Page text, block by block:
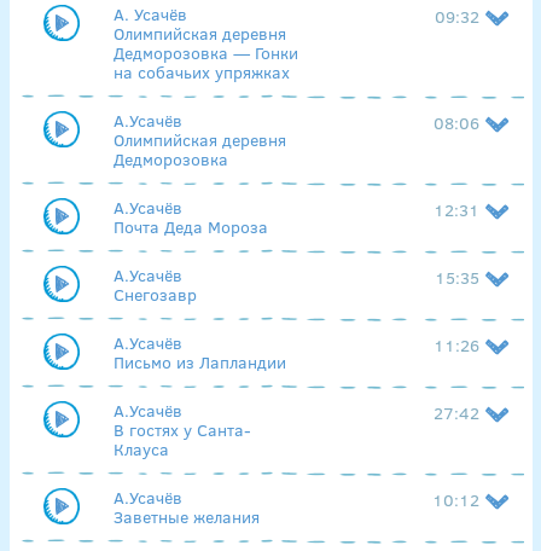
А. Усачёв
Олимпийская деревня
Дедморозовка — Гонки
на собачьих упряжках
09:32
А.Усачёв
Олимпийская деревня
Дедморозовка
08:06
А.Усачёв
Почта Деда Мороза
12:31
А.Усачёв
Снегозавр
15:35
А.Усачёв
Письмо из Лапландии
11:26
А.Усачёв
В гостях у Санта-
Клауса
27:42
А.Усачёв
Заветные желания
10:12